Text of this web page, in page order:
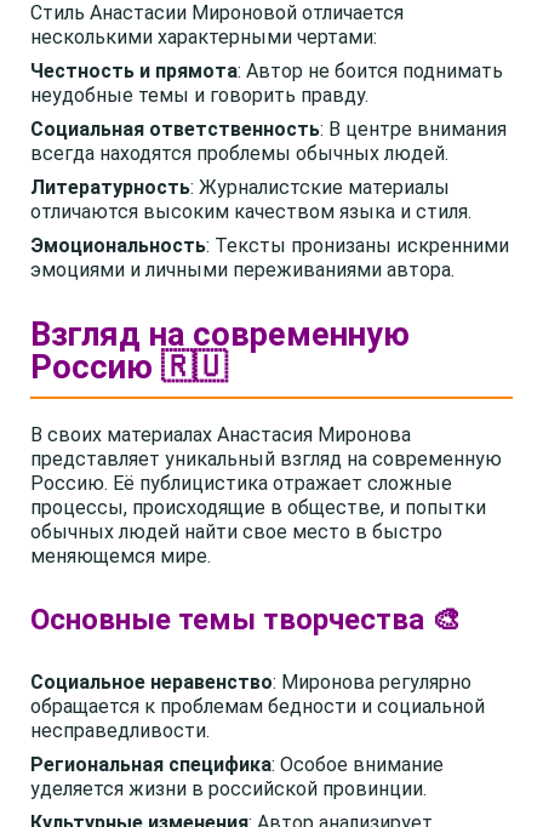
Стиль Анастасии Мироновой отличается
несколькими характерными чертами:
Честность и прямота: Автор не боится поднимать
неудобные темы и говорить правду.
Социальная ответственность: В центре внимания
всегда находятся проблемы обычных людей.
Литературность: Журналистские материалы
отличаются высоким качеством языка и стиля.
Эмоциональность: Тексты пронизаны искренними
эмоциями и личными переживаниями автора.
Взгляд на современную
Россию 🇷🇺
В своих материалах Анастасия Миронова
представляет уникальный взгляд на современную
Россию. Её публицистика отражает сложные
процессы, происходящие в обществе, и попытки
обычных людей найти свое место в быстро
меняющемся мире.
Основные темы творчества 🎨
Социальное неравенство: Миронова регулярно
обращается к проблемам бедности и социальной
несправедливости.
Региональная специфика: Особое внимание
уделяется жизни в российской провинции.